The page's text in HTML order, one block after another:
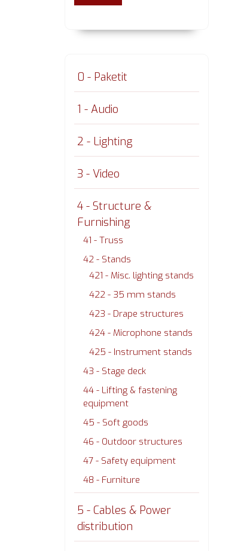
0 - Paketit
1 - Audio
2 - Lighting
3 - Video
4 - Structure &
Furnishing
41 - Truss
42 - Stands
421 - Misc. lighting stands
422 - 35 mm stands
423 - Drape structures
424 - Microphone stands
425 - Instrument stands
43 - Stage deck
44 - Lifting & fastening
equipment
45 - Soft goods
46 - Outdoor structures
47 - Safety equipment
48 - Furniture
5 - Cables & Power
distribution